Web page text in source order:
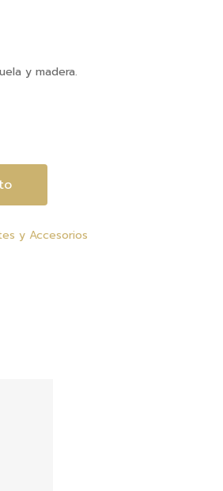
y madera.
y Accesorios